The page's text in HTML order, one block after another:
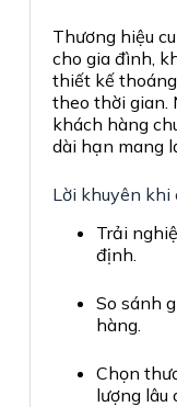
Thương hiệu
cho gia đình,
thiết kế
theo thời gian.
khách hàng
dài hạn mang
Lời khuyên khi
Trải
định.
So sánh
hàng.
Chọn
lượng lâu